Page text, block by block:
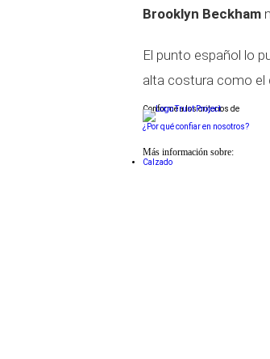
Brooklyn Beckham
El punto español lo
alta costura como el
Conforme a los criterios de
¿Por qué confiar en nosotros?
Más información sobre:
Calzado